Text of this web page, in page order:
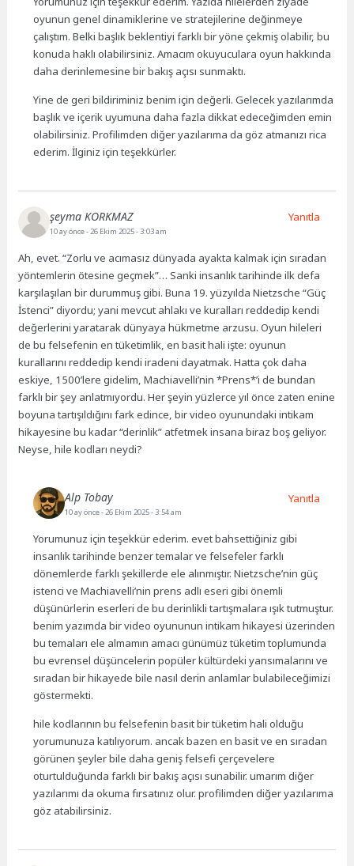
oyunun genel dinamiklerine ve stratejilerine değinmeye
çalıştım. Belki başlık beklentiyi farklı bir yöne çekmiş olabilir, bu
konuda haklı olabilirsiniz. Amacım okuyuculara oyun hakkında
daha derinlemesine bir bakış açısı sunmaktı.
Yine de geri bildiriminiz benim için değerli. Gelecek yazılarımda
başlık ve içerik uyumuna daha fazla dikkat edeceğimden emin
olabilirsiniz. Profilimden diğer yazılarıma da göz atmanızı rica
ederim. İlginiz için teşekkürler.
şeyma KORKMAZ
10 ay önce- 26 Ekim 2025 - 3:03 am
Ah, evet. “Zorlu ve acımasız dünyada ayakta kalmak için sıradan
yöntemlerin ötesine geçmek”… Sanki insanlık tarihinde ilk defa
karşılaşılan bir durummuş gibi. Buna 19. yüzyılda Nietzsche “Güç
İstenci” diyordu; yani mevcut ahlakı ve kuralları reddedip kendi
değerlerini yaratarak dünyaya hükmetme arzusu. Oyun hileleri
de bu felsefenin en tüketimlik, en basit hali işte: oyunun
kurallarını reddedip kendi iradeni dayatmak. Hatta çok daha
eskiye, 1500’lere gidelim, Machiavelli’nin *Prens*’i de bundan
farklı bir şey anlatmıyordu. Her şeyin yüzlerce yıl önce zaten enine
boyuna tartışıldığını fark edince, bir video oyunundaki intikam
hikayesine bu kadar “derinlik” atfetmek insana biraz boş geliyor.
Neyse, hile kodları neydi?
Yanıtla
Alp Tobay
10 ay önce- 26 Ekim 2025 - 3:54 am
Yorumunuz için teşekkür ederim. evet bahsettiğiniz gibi
insanlık tarihinde benzer temalar ve felsefeler farklı
dönemlerde farklı şekillerde ele alınmıştır. Nietzsche’nin güç
istenci ve Machiavelli’nin prens adlı eseri gibi önemli
düşünürlerin eserleri de bu derinlikli tartışmalara ışık tutmuştur.
benim yazımda bir video oyununun intikam hikayesi üzerinden
bu temaları ele almamın amacı günümüz tüketim toplumunda
bu evrensel düşüncelerin popüler kültürdeki yansımalarını ve
sıradan bir hikayede bile nasıl derin anlamlar bulabileceğimizi
göstermekti.
hile kodlarının bu felsefenin basit bir tüketim hali olduğu
yorumunuza katılıyorum. ancak bazen en basit ve en sıradan
görünen şeyler bile daha geniş felsefi çerçevelere
oturtulduğunda farklı bir bakış açısı sunabilir. umarım diğer
yazılarımı da okuma fırsatınız olur. profilimden diğer yazılarıma
göz atabilirsiniz.
Yanıtla